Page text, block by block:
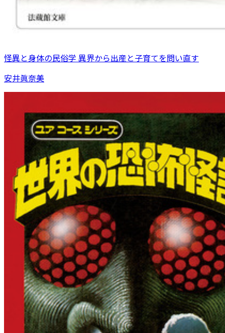
怪異と身体の民俗学 異界から出産と子育てを問い直す
安井眞奈美